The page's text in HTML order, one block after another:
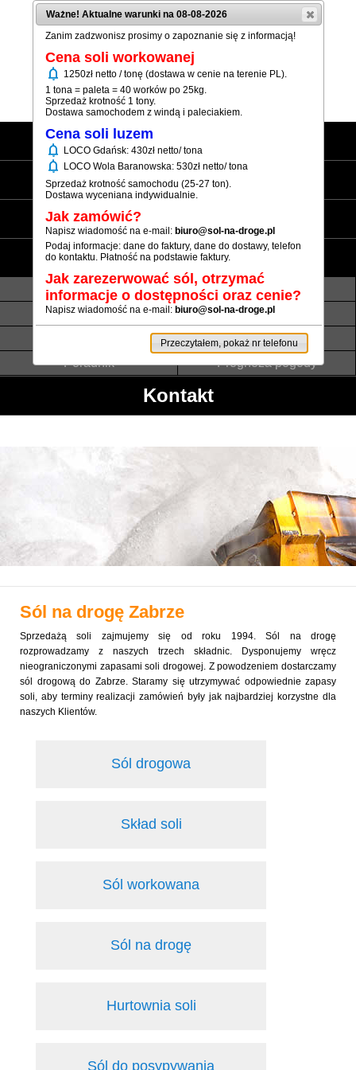
(+48) 12 333 73 21
Strona główna
Sól workowana
Sól luzem
Informacje
Transport luzem
Termin realizacji
Płatność
Atesty i referencje
Poradnik
Prognoza pogody
Kontakt
Sól na drogę Zabrze
Sprzedażą soli zajmujemy się od roku 1994. Sól na drogę
rozprowadzamy z naszych trzech składnic. Dysponujemy wręcz
nieograniczonymi zapasami soli drogowej. Z powodzeniem dostarczamy
sól drogową do Zabrze. Staramy się utrzymywać odpowiednie zapasy
soli, aby terminy realizacji zamówień były jak najbardziej korzystne dla
naszych Klientów.
Sól drogowa
Skład soli
Sól workowana
Sól na drogę
Hurtownia soli
Sól do posypywania
Ważne! Aktualne warunki na 08-08-2026
Zanim zadzwonisz prosimy o zapoznanie się z informacją!
Cena soli workowanej
notifications 1250zł netto / tonę (dostawa w cenie na terenie PL).
1 tona = paleta = 40 worków po 25kg.
Sprzedaż krotność 1 tony.
Dostawa samochodem z windą i paleciakiem.
Cena soli luzem
notifications LOCO Gdańsk: 430zł netto/ tona
notifications LOCO Wola Baranowska: 530zł netto/ tona
Sprzedaż krotność samochodu (25-27 ton).
Dostawa wyceniana indywidualnie.
Jak zamówić?
Napisz wiadomość na e-mail: biuro@sol-na-droge.pl
Podaj informacje: dane do faktury, dane do dostawy, telefon
do kontaktu. Płatność na podstawie faktury.
Jak zarezerwować sól, otrzymać
informacje o dostępności oraz cenie?
Napisz wiadomość na e-mail: biuro@sol-na-droge.pl
Przeczytałem, pokaż nr telefonu